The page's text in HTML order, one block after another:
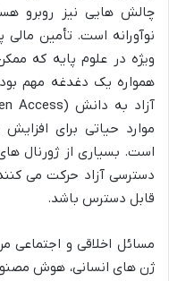
چالش هایی نیز روبرو
نوآورانه است. تأمین
ویژه در علوم پایه که
همواره یک دغدغه مهم
موارد حیاتی برای
است. بسیاری از ژورنال
دسترسی آزاد حرکت می
قابل دسترس باشد.
مسائل اخلاقی و اجتماعی
ژن های انسانی، هوش